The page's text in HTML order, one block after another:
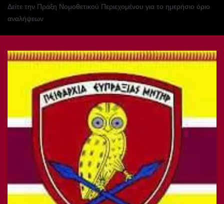
Δείτε την Πράξη Νομοθετικού Περιεχομένου για το ημερήσιο όριο
αναλήψεων